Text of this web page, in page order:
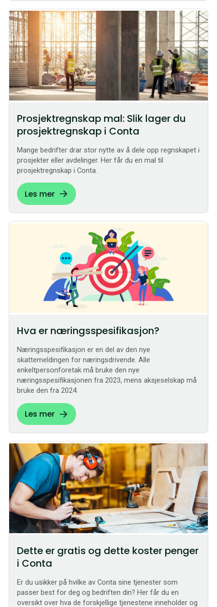
Prosjektregnskap mal: Slik lager du
prosjektregnskap i Conta
Mange bedrifter drar stor nytte av å dele opp regnskapet i
prosjekter eller avdelinger. Her får du en mal til
prosjektregnskap i Conta.
Les mer
Hva er næringsspesifikasjon?
Næringsspesifikasjon er en del av den nye
skattemeldingen for næringsdrivende. Alle
enkeltpersonforetak må bruke den nye
næringsspesifikasjonen fra 2023, mens aksjeselskap må
bruke den fra 2024.
Les mer
Dette er gratis og dette koster penger
i Conta
Er du usikker på hvilke av Conta sine tjenester som
passer best for deg og bedriften din? Her får du en
oversikt over hva de forskjellige tjenestene inneholder og